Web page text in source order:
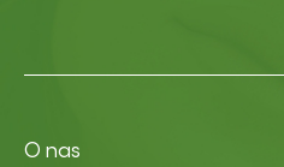
O nas